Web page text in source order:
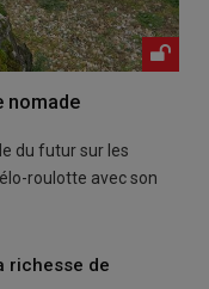
nomade
du futur sur les
roulotte avec son
richesse de